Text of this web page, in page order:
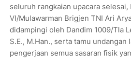
seluruh rangkaian upacara selesai,
VI/Mulawarman Brigjen TNI Ari
didampingi oleh Dandim 1009/Tla
S.E., M.Han., serta tamu undangan
pengerjaan semua sasaran fisik